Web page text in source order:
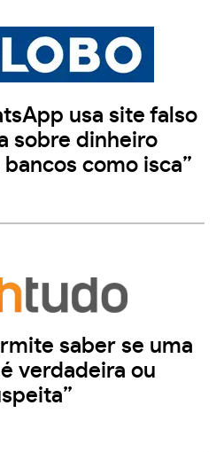
usa site falso
sobre dinheiro
como isca”
saber se uma
verdadeira ou